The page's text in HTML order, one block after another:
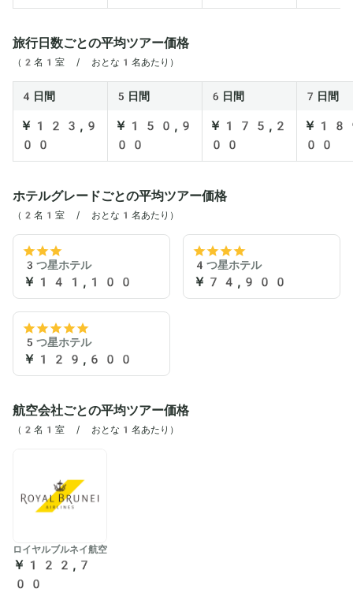
旅行日数ごとの平均ツアー価格
（2名1室 / おとな1名あたり）
4日間 5日間 6日間 7日間
￥123,9
00
￥150,9
00
￥175,2
00
￥
00
ホテルグレードごとの平均ツアー価格
（2名1室 / おとな1名あたり）
3つ星ホテル
￥141,100
4つ星ホテル
￥74,900
5つ星ホテル
￥129,600
航空会社ごとの平均ツアー価格
（2名1室 / おとな1名あたり）
ロイヤルブルネイ航空
￥122,7
00